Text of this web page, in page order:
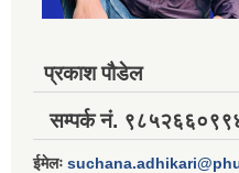
प्रकाश पौडेल
सम्पर्क नं.
ईमेलः